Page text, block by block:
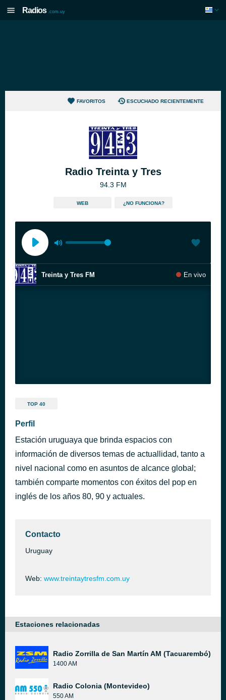
Radios .com.uy
FAVORITOS ESCUCHADO RECIENTEMENTE
Radio Treinta y Tres
94.3 FM
WEB ¿NO FUNCIONA?
Treinta y Tres FM En vivo
TOP 40
Perfil
Estación uruguaya que brinda espacios con
información de diversos temas de actuallidad, tanto a
nivel nacional como en asuntos de alcance global;
también comparte momentos con éxitos del pop en
inglés de los años 80, 90 y actuales.
Contacto
Uruguay
Web: www.treintaytresfm.com.uy
Estaciones relacionadas
Radio Zorrilla de San Martín AM (Tacuarembó)
1400 AM
Radio Colonia (Montevideo)
550 AM